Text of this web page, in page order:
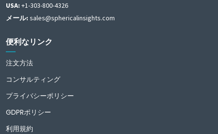
USA: +1-303-800-4326
メール: sales@sphericalinsights.com
便利なリンク
注文方法
コンサルティング
プライバシーポリシー
GDPRポリシー
利用規約